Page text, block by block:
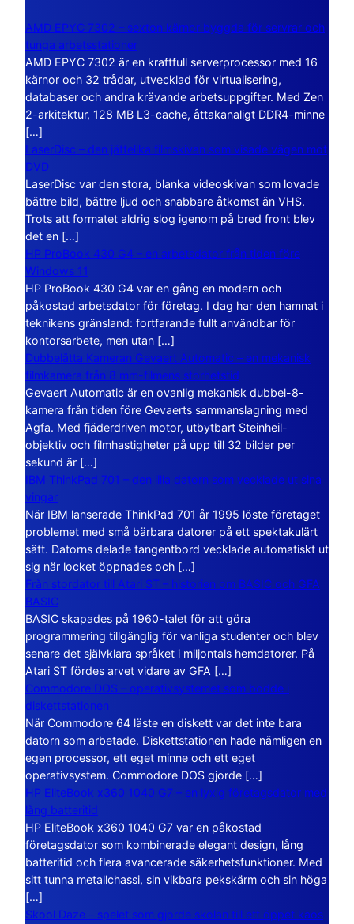
AMD EPYC 7302 – sexton kärnor byggda för servrar och
tunga arbetsstationer
AMD EPYC 7302 är en kraftfull serverprocessor med 16
kärnor och 32 trådar, utvecklad för virtualisering,
databaser och andra krävande arbetsuppgifter. Med Zen
2-arkitektur, 128 MB L3-cache, åttakanaligt DDR4-minne
[…]
LaserDisc – den jättelika filmskivan som visade vägen mot
DVD
LaserDisc var den stora, blanka videoskivan som lovade
bättre bild, bättre ljud och snabbare åtkomst än VHS.
Trots att formatet aldrig slog igenom på bred front blev
det en […]
HP ProBook 430 G4 – en arbetsdator från tiden före
Windows 11
HP ProBook 430 G4 var en gång en modern och
påkostad arbetsdator för företag. I dag har den hamnat i
teknikens gränsland: fortfarande fullt användbar för
kontorsarbete, men utan […]
Dubbelåtta Kameran Gevaert Automatic – en mekanisk
filmkamera från 8 mm-filmens storhetstid
Gevaert Automatic är en ovanlig mekanisk dubbel-8-
kamera från tiden före Gevaerts sammanslagning med
Agfa. Med fjäderdriven motor, utbytbart Steinheil-
objektiv och filmhastigheter på upp till 32 bilder per
sekund är […]
IBM ThinkPad 701 – den lilla datorn som vecklade ut sina
vingar
När IBM lanserade ThinkPad 701 år 1995 löste företaget
problemet med små bärbara datorer på ett spektakulärt
sätt. Datorns delade tangentbord vecklade automatiskt ut
sig när locket öppnades och […]
Från stordator till Atari ST – historien om BASIC och GFA
BASIC
BASIC skapades på 1960-talet för att göra
programmering tillgänglig för vanliga studenter och blev
senare det självklara språket i miljontals hemdatorer. På
Atari ST fördes arvet vidare av GFA […]
Commodore DOS – operativsystemet som bodde i
diskettstationen
När Commodore 64 läste en diskett var det inte bara
datorn som arbetade. Diskettstationen hade nämligen en
egen processor, ett eget minne och ett eget
operativsystem. Commodore DOS gjorde […]
HP EliteBook x360 1040 G7 – en lyxig företagsdator med
lång batteritid
HP EliteBook x360 1040 G7 var en påkostad
företagsdator som kombinerade elegant design, lång
batteritid och flera avancerade säkerhetsfunktioner. Med
sitt tunna metallchassi, sin vikbara pekskärm och sin höga
[…]
Skool Daze – spelet som gjorde skolan till ett öppet kaos